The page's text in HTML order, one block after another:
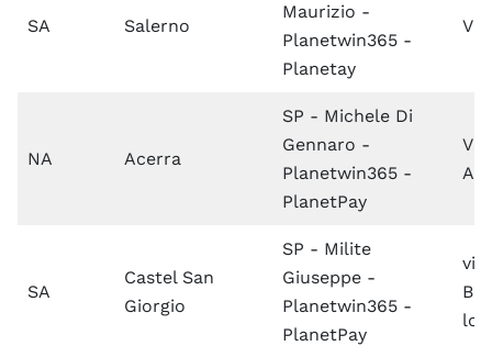
SA Salerno
Maurizio -
Planetwin365 -
Planetay
NA Acerra
SP - Michele Di
Gennaro -
Planetwin365 -
PlanetPay
SA
Castel San
Giorgio
SP - Milite
Giuseppe -
Planetwin365 -
PlanetPay
via